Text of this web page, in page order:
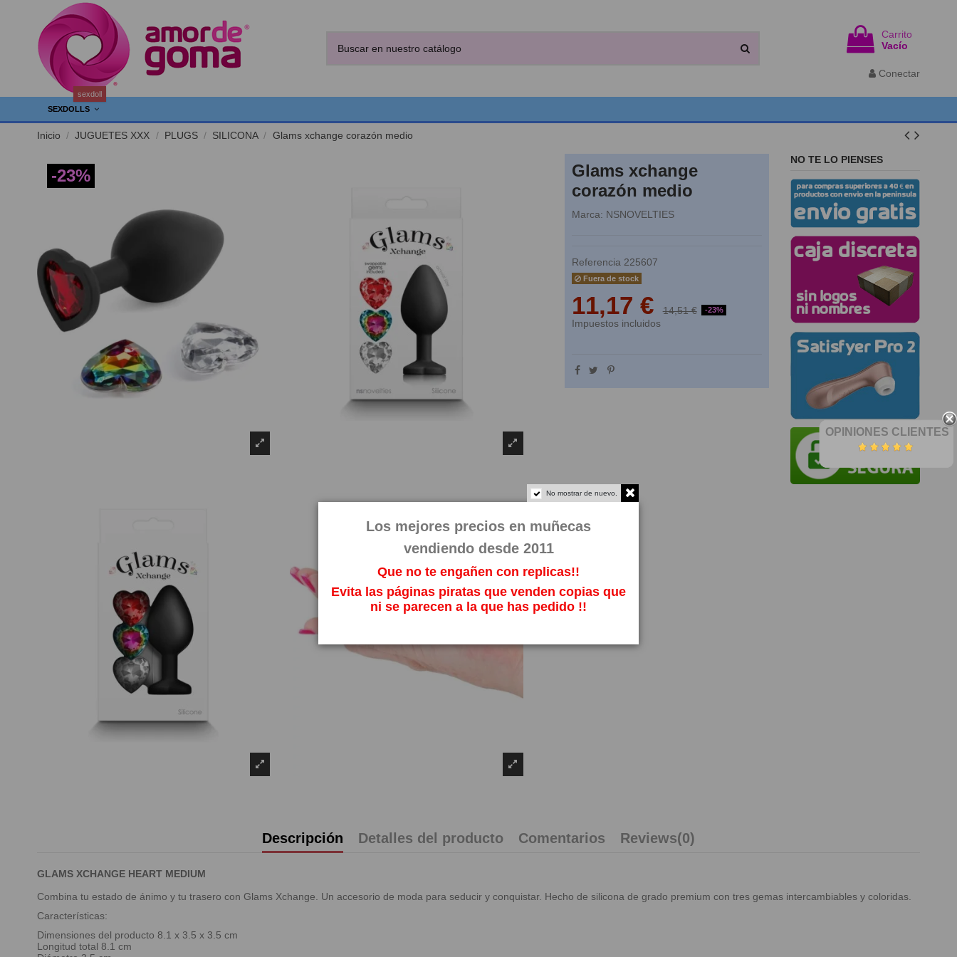
Carrito
Vacío
Conectar
SEXDOLLS
sexdoll
Inicio JUGUETES XXX PLUGS SILICONA Glams xchange corazón medio
-23%
Glams xchange
corazón medio
Marca: NSNOVELTIES
Referencia 225607
Fuera de stock
11,17 € 14,51 € -23%
Impuestos incluidos
NO TE LO PIENSES
Descripción Detalles del producto Comentarios Reviews(0)
GLAMS XCHANGE HEART MEDIUM
Combina tu estado de ánimo y tu trasero con Glams Xchange. Un accesorio de moda para seducir y conquistar. Hecho de silicona de grado premium con tres gemas intercambiables y coloridas.
Características:
Dimensiones del producto 8.1 x 3.5 x 3.5 cm
Longitud total 8.1 cm
OPINIONES CLIENTES
No mostrar de nuevo.
Los mejores precios en muñecas
vendiendo desde 2011
Que no te engañen con replicas!!
Evita las páginas piratas que venden copias que
ni se parecen a la que has pedido !!